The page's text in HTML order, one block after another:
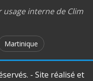
usage interne de Clim
Martinique
- Site réalisé et